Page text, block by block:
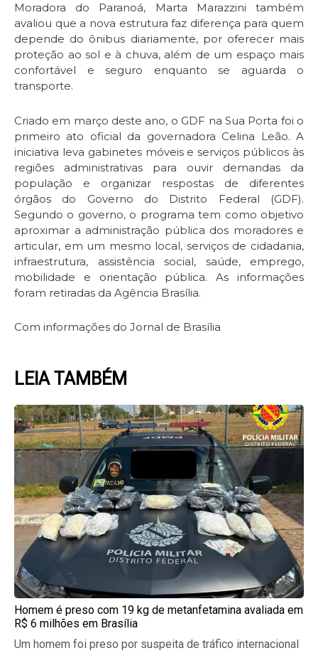
Moradora do Paranoá, Marta Marazzini também
avaliou que a nova estrutura faz diferença para quem
depende do ônibus diariamente, por oferecer mais
proteção ao sol e à chuva, além de um espaço mais
confortável e seguro enquanto se aguarda o
transporte.
Criado em março deste ano, o GDF na Sua Porta foi o
primeiro ato oficial da governadora Celina Leão. A
iniciativa leva gabinetes móveis e serviços públicos às
regiões administrativas para ouvir demandas da
população e organizar respostas de diferentes
órgãos do Governo do Distrito Federal (GDF).
Segundo o governo, o programa tem como objetivo
aproximar a administração pública dos moradores e
articular, em um mesmo local, serviços de cidadania,
infraestrutura, assistência social, saúde, emprego,
mobilidade e orientação pública. As informações
foram retiradas da Agência Brasília.
Com informações do Jornal de Brasília
LEIA TAMBÉM
Homem é preso com 19 kg de metanfetamina avaliada em
R$ 6 milhões em Brasília
Um homem foi preso por suspeita de tráfico internacional
PagePagePagePagePage